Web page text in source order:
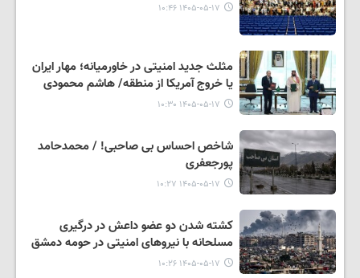
۱۴۰۵-۰۵-۱۷ ۱۰:۴۶
مثلث جدید امنیتی در خاورمیانه؛ مهار ایران
یا خروج آمریکا از منطقه/ هاشم محمودی
۱۴۰۵-۰۵-۱۷ ۱۰:۳۰
شاخص احساس بی صاحبی! / محمدحامد
پورجعفری
۱۴۰۵-۰۵-۱۷ ۱۰:۲۷
کشته شدن دو عضو داعش در درگیری
مسلحانه با نیروهای امنیتی در حومه دمشق
۱۴۰۵-۰۵-۱۷ ۱۰:۲۶